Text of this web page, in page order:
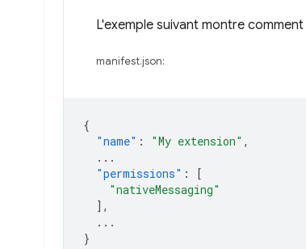
L'exemple suivant montre
manifest.json:
{
"name" : "My extension" ,
...
"permissions" :
[
"nativeMessaging"
],
...
}